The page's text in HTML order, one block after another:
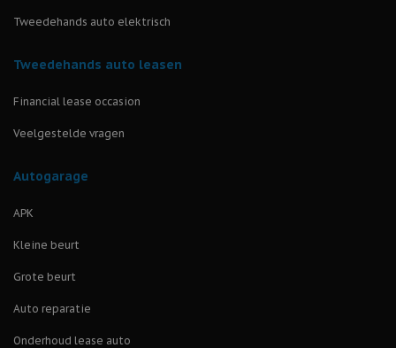
Tweedehands auto elektrisch
Tweedehands auto leasen
Financial lease occasion
Veelgestelde vragen
Autogarage
APK
Kleine beurt
Grote beurt
Auto reparatie
Onderhoud lease auto